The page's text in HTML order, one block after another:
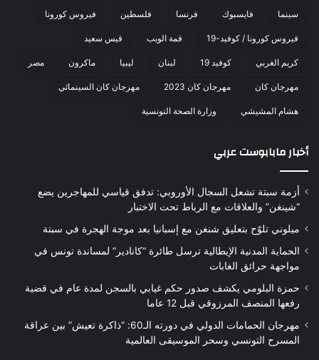
سينما فايسبوك فرنسا فلسطين فيروس كورونا
فيروس كورونا / كوفيد-19 قمة الويب قيس سعيد
كريم الغربي كوفيد 19 لبنان ليبيا ماكرون مصر
مهرجان كان مهرجان كان 2023 مهرجان كان السينمائي
هشام المشيشي وزارة الصحة التونسية
أخبار مابابوست عربي
أزمة سبتة تشعل السجال الأوروبي: تدفق قياسي للمهاجرين يضع
“شينغن” والعلاقات مع الرباط تحت الاختبار
ميلوني تلوّح بتعليق شنغن مع إسبانيا بعد موجة الهجرة في سبتة
الحماية المدنية الإيطالية ترسل طائرة “كانادير” لمساندة تونس في
مواجهة حرائق الغابات
حمزة البلومي يكشف صدور حكم غيابي بالسجن لمدة عام في قضية
رفعها المنصف المرزوقي قبل 12 عاما
مهرجان الحمامات الدولي في دورته الـ60: “ذاكرة تعيش” بين عراقة
المسرح التونسي وسحر الموسيقى العالمية